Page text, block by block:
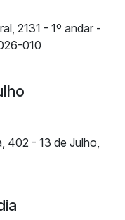
2131 - 1º andar -
010
402 - 13 de Julho,